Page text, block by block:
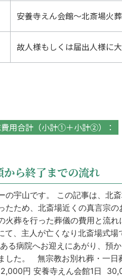
安養寺えん会館～北斎場火
故人様もしくは届出人様に
用合計（小計①＋小計②）：
ら終了までの流れ
の宇山です。 この記事は、北
たため、北斎場近くの真言宗
火葬を行った葬儀の費用と流
、主人が亡くなり北斎場式
る病院へお迎えにあがり、預
した。 無宗教お別れ葬・
円 安養寺えん会館1日